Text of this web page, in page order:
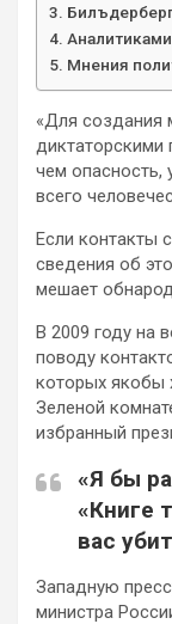
Мнения
«Для создания
диктаторскими
чем
всего
Если контакты
сведения об
мешает
В 2009 году на
поводу
которых якобы
Зеленой
избранный
«Я бы
«Книге
вас
Западную
министра